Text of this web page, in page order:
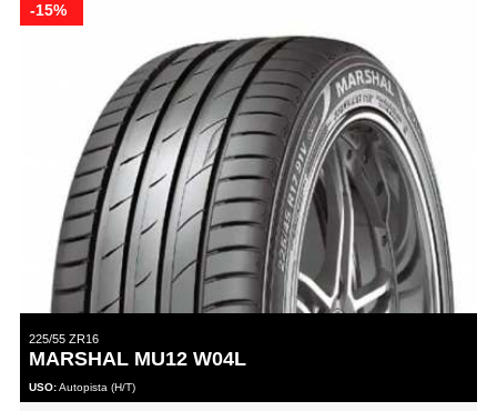
-15%
225/55 ZR16
MARSHAL MU12 W04L
USO:Autopista (H/T)